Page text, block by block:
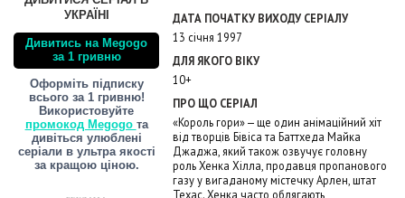
УКРАЇНІ
Дивитись на Megogo
за 1 гривню
Оформіть підписку
всього за 1 гривню!
Використовуйте
промокод Megogo та
дивіться улюблені
серіали в ультра якості
за кращою ціною.
ДАТА ПОЧАТКУ ВИХОДУ СЕРІАЛУ
13 січня 1997
ДЛЯ ЯКОГО ВІКУ
10+
ПРО ЩО СЕРІАЛ
«Король гори» — ще один анімаційний хіт
від творців Бівіса та Баттхеда Майка
Джаджа, який також озвучує головну
роль Хенка Хілла, продавця пропанового
газу у вигаданому містечку Арлен, штат
Техас. Хенка часто облягають